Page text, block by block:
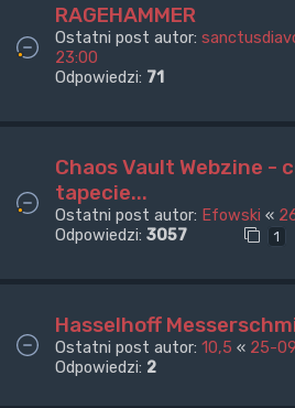
RAGEHAMMER
Ostatni post autor:
23:00
Odpowiedzi: 71
Chaos Vault Webzine -
tapecie...
Ostatni post autor: Efowski «
Odpowiedzi: 3057 1
Hasselhoff
Ostatni post autor: 10,5 « 25-
Odpowiedzi: 2